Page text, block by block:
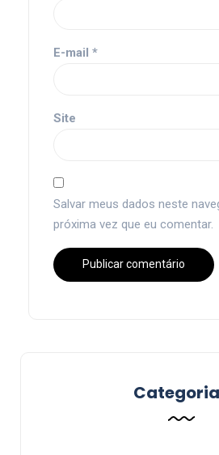
E-mail *
Site
Salvar meus dados neste
próxima vez que eu comentar.